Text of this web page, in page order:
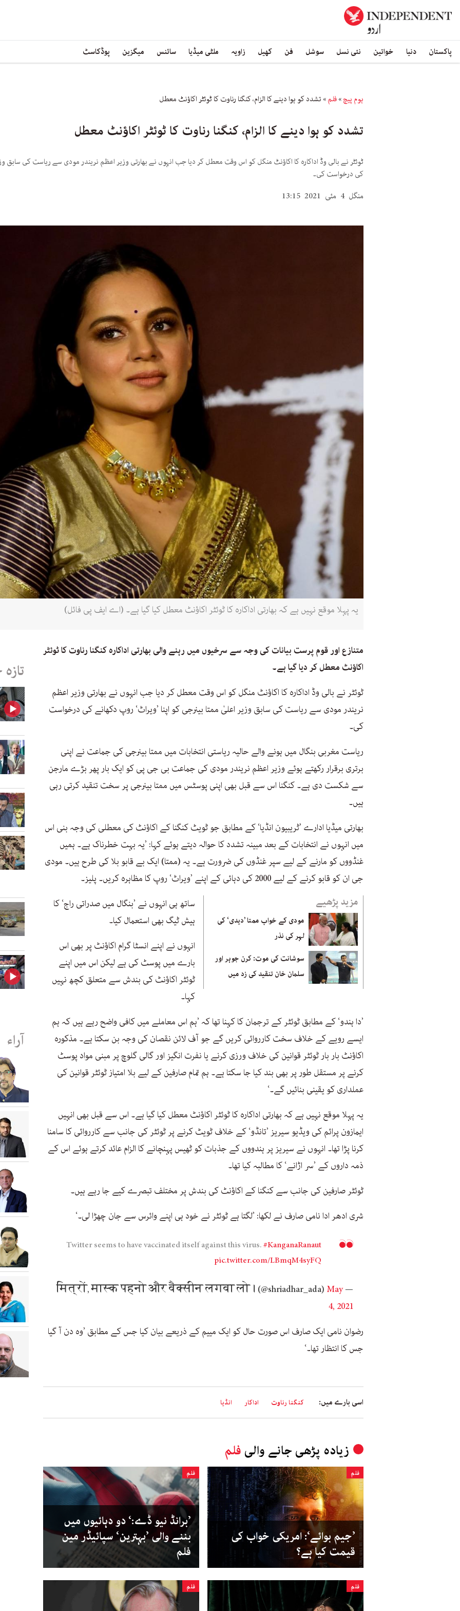
پاکستان دنیا خواتین نئی نسل سوشل فن کھیل زاویہ ملٹی میڈیا سائنس میگزین پوڈکاسٹ
ہوم پیچ»فلم» تشدد کو ہوا دینے کا الزام، کنگنا رناوت کا ٹوئٹر اکاؤنٹ معطل
تشدد کو ہوا دینے کا الزام، کنگنا رناوت کا ٹوئٹر اکاؤنٹ معطل
ٹوئٹر نے بالی وڈ اداکارہ کا اکاؤنٹ منگل کو اس وقت معطل کر دیا جب انہوں نے بھارتی وزیر اعظم نریندر مودی سے ریاست کی سابق
کی درخواست کی۔
منگل 4 مئی 2021 13:15
یہ پہلا موقع نہیں ہے کہ بھارتی اداکارہ کا ٹوئٹر اکاؤنٹ معطل کیا گیا ہے۔ (اے ایف پی فائل)
متنازع اور قوم پرست بیانات کی وجہ سے سرخیوں میں رہنے والی بھارتی اداکارہ کنگنا رناوت کا ٹوئٹر
اکاؤنٹ معطل کر دیا گیا ہے۔
ٹوئٹر نے بالی وڈ اداکارہ کا اکاؤنٹ منگل کو اس وقت معطل کر دیا جب انہوں نے بھارتی وزیر اعظم
نریندر مودی سے ریاست کی سابق وزیر اعلیٰ ممتا بینرجی کو اپنا ’ویراٹ‘ روپ دکھانے کی درخواست
کی۔
ریاست مغربی بنگال میں ہونے والے حالیہ ریاستی انتخابات میں ممتا بینرجی کی جماعت نے اپنی
برتری برقرار رکھتے ہوئے وزیر اعظم نریندر مودی کی جماعت بی جی پی کو ایک بار پھر بڑے مارجن
سے شکست دی ہے۔ کنگنا اس سے قبل بھی اپنی پوسٹس میں ممتا بینرجی پر سخت تنقید کرتی رہی
ہیں۔
بھارتی میڈیا ادارے ’ٹریبیون انڈیا‘ کے مطابق جو ٹویٹ کنگنا کے اکاؤنٹ کی معطلی کی وجہ بنی اس
میں انہوں نے انتخابات کے بعد مبینہ تشدد کا حوالہ دیتے ہوئے کہا: ’یہ بہت خطرناک ہے۔ ہمیں
غنڈووں کو مارنے کے لیے سپر غنڈوں کی ضرورت ہے۔ یہ (ممتا) ایک بے قابو بلا کی طرح ہیں۔ مودی
جی ان کو قابو کرنے کے لیے 2000 کی دہائی کے اپنے ’ویراٹ‘ روپ کا مظاہرہ کریں۔ پلیز۔
مزید پڑھیے
مودی کے خواب ممتا ’دیدی‘ کی
لہر کی نذر
سوشانت کی موت: کرن جوہر اور
سلمان خان تنقید کی زد میں
ساتھ ہی انہوں نے ’بنگال میں صدراتی راج‘ کا
ہیش ٹیگ بھی استعمال کیا۔
انہوں نے اپنے انسٹا گرام اکاؤنٹ پر بھی اس
بارے میں پوسٹ کی ہے لیکن اس میں اپنے
ٹوئٹر اکاؤنٹ کی بندش سے متعلق کچھ نہیں
کہا۔
’دا ہندو‘ کے مطابق ٹوئٹر کے ترجمان کا کہنا تھا کہ ’ہم اس معاملے میں کافی واضح رہے ہیں کہ ہم
ایسے رویے کے خلاف سخت کارروائی کریں گے جو آف لائن نقصان کی وجہ بن سکتا ہے۔ مذکورہ
اکاؤنٹ بار بار ٹوئٹر قوانین کی خلاف ورزی کرنے یا نفرت انگیز اور گالی گلوچ پر مبنی مواد پوسٹ
کرنے پر مستقل طور پر بھی بند کیا جا سکتا ہے۔ ہم تمام صارفین کے لیے بلا امتیاز ٹوئٹر قوانین کی
عملداری کو یقینی بنائیں گے۔‘
یہ پہلا موقع نہیں ہے کہ بھارتی اداکارہ کا ٹوئٹر اکاؤنٹ معطل کیا گیا ہے۔ اس سے قبل بھی انہیں
ایمازون پرائم کی ویڈیو سیریز ’تانڈو‘ کے خلاف ٹویٹ کرنے پر ٹوئٹر کی جانب سے کارروائی کا سامنا
کرنا پڑا تھا۔ انہوں نے سیریز پر ہندووں کے جذبات کو ٹھیس پہنچانے کا الزام عائد کرتے ہوئے اس کے
ذمہ داروں کے ’سر اڑانے‘ کا مطالبہ کیا تھا۔
ٹوئٹر صارفین کی جانب سے کنگنا کے اکاؤنٹ کی بندش پر مختلف تبصرے کیے جا رہے ہیں۔
شری ادھر ادا نامی صارف نے لکھا: ’لگتا ہے ٹوئٹر نے خود ہی اپنے وائرس سے جان چھڑا لی۔‘
Twitter seems to have vaccinated itself against this virus.#KanganaRanaut
pic.twitter.com/LBmqM4syFQ
— मित्रों, मास्क पहनो और वैक्सीन लगवा लो। (@shriadhar_ada)
May
4, 2021
رضوان نامی ایک صارف اس صورت حال کو ایک مییم کے ذریعے بیان کیا جس کے مطابق ’وہ دن آ گیا
جس کا انتظار تھا۔‘
اسی بارے میں: کنگنا رناوت اداکار انڈیا
زیادہ پڑھی جانے والی فلم
فلم
’جیم بوائے‘: امریکی خواب کی
قیمت کیا ہے؟
فلم
’برانڈ نیو ڈے:‘ دو دہائیوں میں
بننے والی ’بہترین‘ سپائیڈر مین
فلم
فلم فلم
آراء